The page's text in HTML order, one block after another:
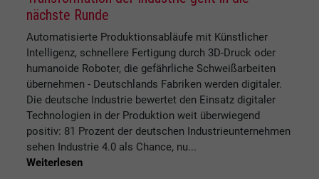
nächste Runde
Automatisierte Produktionsabläufe mit Künstlicher
Intelligenz, schnellere Fertigung durch 3D-Druck oder
humanoide Roboter, die gefährliche Schweißarbeiten
übernehmen - Deutschlands Fabriken werden digitaler.
Die deutsche Industrie bewertet den Einsatz digitaler
Technologien in der Produktion weit überwiegend
positiv: 81 Prozent der deutschen Industrieunternehmen
sehen Industrie 4.0 als Chance, nu...
Weiterlesen